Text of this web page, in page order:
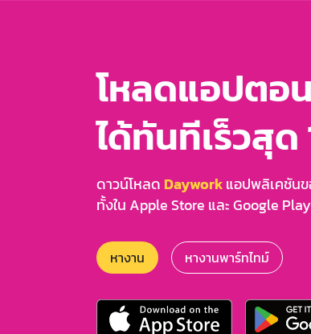
โหลดแอปตอ
ได้ทันทีเร็วสุด
ดาวน์โหลด Dayworkแอปพลิเคชันข
ทั้งใน Apple Store และ Google Play
หางาน หางานพาร์ทไทม์